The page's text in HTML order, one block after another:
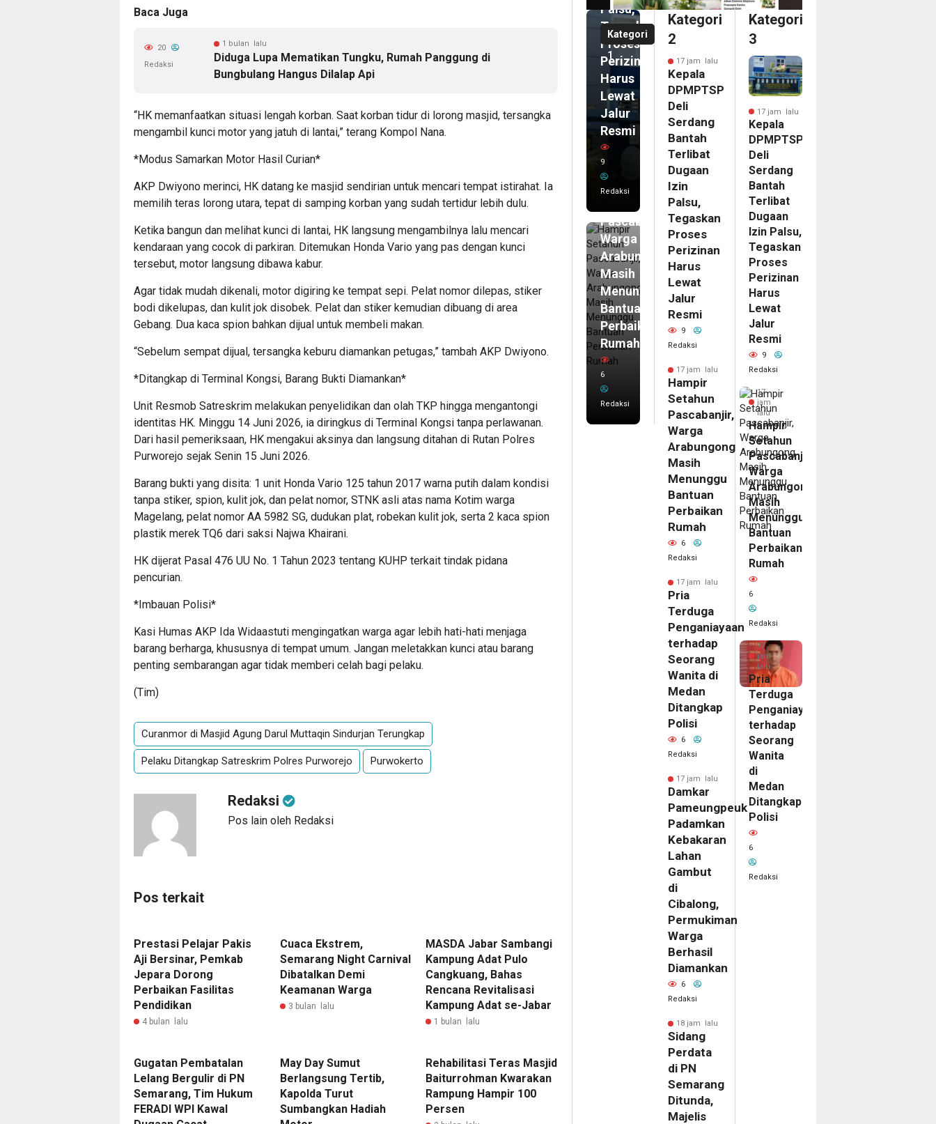
Baca Juga
1 bulan lalu
Diduga Lupa Mematikan Tungku, Rumah Panggung di
Bungbulang Hangus Dilalap Api
20
Redaksi
“HK memanfaatkan situasi lengah korban. Saat korban tidur di lorong masjid, tersangka
mengambil kunci motor yang jatuh di lantai,” terang Kompol Nana.
*Modus Samarkan Motor Hasil Curian*
AKP Dwiyono merinci, HK datang ke masjid sendirian untuk mencari tempat istirahat. Ia
memilih teras lorong utara, tepat di samping korban yang sudah tertidur lebih dulu.
Ketika bangun dan melihat kunci di lantai, HK langsung mengambilnya lalu mencari
kendaraan yang cocok di parkiran. Ditemukan Honda Vario yang pas dengan kunci
tersebut, motor langsung dibawa kabur.
Agar tidak mudah dikenali, motor digiring ke tempat sepi. Pelat nomor dilepas, stiker
bodi dikelupas, dan kulit jok disobek. Pelat dan stiker kemudian dibuang di area
Gebang. Dua kaca spion bahkan dijual untuk membeli makan.
“Sebelum sempat dijual, tersangka keburu diamankan petugas,” tambah AKP Dwiyono.
*Ditangkap di Terminal Kongsi, Barang Bukti Diamankan*
Unit Resmob Satreskrim melakukan penyelidikan dan olah TKP hingga mengantongi
identitas HK. Minggu 14 Juni 2026, ia diringkus di Terminal Kongsi tanpa perlawanan.
Dari hasil pemeriksaan, HK mengakui aksinya dan langsung ditahan di Rutan Polres
Purworejo sejak Senin 15 Juni 2026.
Barang bukti yang disita: 1 unit Honda Vario 125 tahun 2017 warna putih dalam kondisi
tanpa stiker, spion, kulit jok, dan pelat nomor, STNK asli atas nama Kotim warga
Magelang, pelat nomor AA 5982 SG, dudukan plat, robekan kulit jok, serta 2 kaca spion
plastik merek TQ6 dari saksi Najwa Khairani.
HK dijerat Pasal 476 UU No. 1 Tahun 2023 tentang KUHP terkait tindak pidana
pencurian.
*Imbauan Polisi*
Kasi Humas AKP Ida Widaastuti mengingatkan warga agar lebih hati-hati menjaga
barang berharga, khususnya di tempat umum. Jangan meletakkan kunci atau barang
penting sembarangan agar tidak memberi celah bagi pelaku.
(Tim)
Curanmor di Masjid Agung Darul Muttaqin Sindurjan Terungkap
Pelaku Ditangkap Satreskrim Polres Purworejo Purwokerto
Redaksi
Pos lain oleh Redaksi
Pos terkait
Prestasi Pelajar Pakis
Aji Bersinar, Pemkab
Jepara Dorong
Perbaikan Fasilitas
Pendidikan
4 bulan lalu
Cuaca Ekstrem,
Semarang Night Carnival
Dibatalkan Demi
Keamanan Warga
3 bulan lalu
MASDA Jabar Sambangi
Kampung Adat Pulo
Cangkuang, Bahas
Rencana Revitalisasi
Kampung Adat se-Jabar
1 bulan lalu
Gugatan Pembatalan
Lelang Bergulir di PN
Semarang, Tim Hukum
FERADI WPI Kawal
May Day Sumut
Berlangsung Tertib,
Kapolda Turut
Sumbangkan Hadiah
Rehabilitasi Teras Masjid
Baiturrohman Kwarakan
Rampung Hampir 100
Persen
Kategori
1
Palsu,
Tegaskan
Proses
Perizinan
Harus
Lewat
Jalur
Resmi
9
Redaksi
Hampir
Setahun
Pascabanjir,
Warga
Arabungong
Masih
Menunggu
Bantuan
Perbaikan
Rumah
6
Redaksi
Kategori
2
17 jam lalu
Kepala
DPMPTSP
Deli
Serdang
Bantah
Terlibat
Dugaan
Izin
Palsu,
Tegaskan
Proses
Perizinan
Harus
Lewat
Jalur
Resmi
9
Redaksi
17 jam lalu
Hampir
Setahun
Pascabanjir,
Warga
Arabungong
Masih
Menunggu
Bantuan
Perbaikan
Rumah
6
Redaksi
17 jam lalu
Pria
Terduga
Penganiayaan
terhadap
Seorang
Wanita di
Medan
Ditangkap
Polisi
6
Redaksi
17 jam lalu
Damkar
Pameungpeuk
Padamkan
Kebakaran
Lahan
Gambut
di
Cibalong,
Permukiman
Warga
Berhasil
Diamankan
6
Redaksi
18 jam lalu
Sidang
Perdata
di PN
Semarang
Ditunda,
Majelis
Kategori
3
17 jam lalu
Kepala
DPMPTSP
Deli
Serdang
Bantah
Terlibat
Dugaan
Izin Palsu,
Tegaskan
Proses
Perizinan
Harus
Lewat
Jalur
Resmi
9
Redaksi
17
jam
lalu
Hampir
Setahun
Pascabanjir,
Warga
Arabungong
Masih
Menunggu
Bantuan
Perbaikan
Rumah
6
Redaksi
17
jam
lalu
Pria
Terduga
Penganiayaan
terhadap
Seorang
Wanita
di
Medan
Ditangkap
Polisi
6
Redaksi